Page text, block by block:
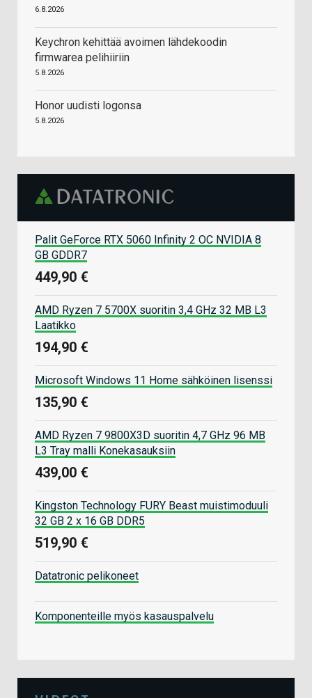
6.8.2026
Keychron kehittää avoimen lähdekoodin
firmwarea pelihiiriin
5.8.2026
Honor uudisti logonsa
5.8.2026
Palit GeForce RTX 5060 Infinity 2 OC NVIDIA 8
GB GDDR7
449,90 €
AMD Ryzen 7 5700X suoritin 3,4 GHz 32 MB L3
Laatikko
194,90 €
Microsoft Windows 11 Home sähköinen lisenssi
135,90 €
AMD Ryzen 7 9800X3D suoritin 4,7 GHz 96 MB
L3 Tray malli Konekasauksiin
439,00 €
Kingston Technology FURY Beast muistimoduuli
32 GB 2 x 16 GB DDR5
519,90 €
Datatronic pelikoneet
Komponenteille myös kasauspalvelu